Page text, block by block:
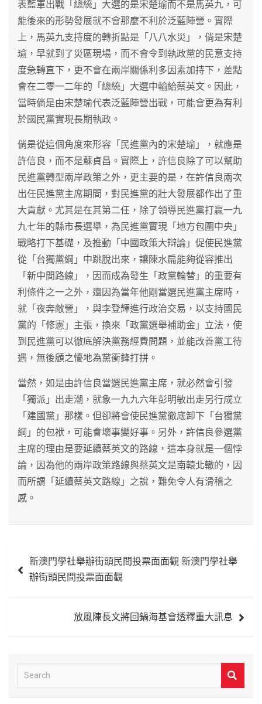
表藍軍出戰「總統」大選的是宋楚瑜而不是馬英九，可
能後來的形勢發展就不會那麼不利於泛藍陣營。實際
上，馬英九支持度的轉折點是「八八水災」，倘是宋楚
瑜，早就到了災區現場，而不會令到執政黨的民意支持
度急轉直下，更不會在兩岸關係利多因素加持下，差點
會在二零一二年的「總統」大選中輸給蔡英文。因此，
當時倘是由宋楚瑜代表泛藍陣營出戰，可能會更為有利
於國民黨實現長期執政。
倘是從這個角度來形容「民進黨內的宋楚瑜」，就應是
許信良，而不是蘇貞昌。實際上，許信良除了可以幫助
民進黨轉型兩岸政策之外，更主要的是，在許信良兩次
出任民進黨主席期間，對民進黨的壯大發展都作出了重
大貢獻。尤其是在其第二任，除了領導民進黨打贏一九
九七年的縣市長選舉，為民進黨實現「地方包圍中央」
戰略打下基礎，及推動「中國政策大辯論」促使民進黨
從「台獨黨綱」中跳脫出來，讓陳水扁能夠從容推出
「新中間路線」，因而成為發生「政黨輪替」的重要有
利條件之一之外，還因為當年他剛當選民進黨主席時，
就「夜奔敵營」，與李登輝進行政治交易，以支持國民
黨的「修憲」主張，換來「政黨選舉補助金」立法，使
到民進黨可以徹底解決黨務經費問題，並能改善黨工待
遇，無後顧之懮地為黨衝鋒打拼。
當然，如是由許信良當選民進黨主席，就必然會引發
「獨派」出走潮，就象一九九六年彭明敏出走另行成立
「建國黨」那樣。但卻將會使民進黨徹底卸下「台獨黨
綱」的包袱，可能會壞事變好事。另外，許信良參選黨
主席的理由是要延續蔡英文的路線，這本身就是一個悖
論，因為他的兩岸政策路線與蔡英文是南轅北轍的，因
而所謂「延續蔡英文路線」之說，難免令人有滑稽之
感。
章 新澳門學社舉辦街頭民間投票面面觀 新澳門學社舉
辦街頭民間投票面面觀
放風陳長文將回鍋海基會透釋重大訊息
e